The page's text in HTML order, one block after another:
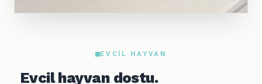
EVCIL HAYVAN
Evcil hayvan dostu.